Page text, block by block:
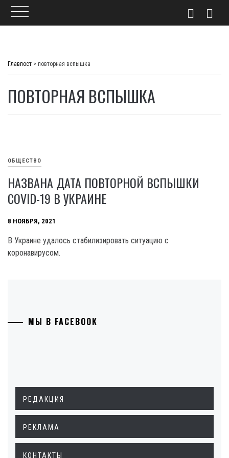
Главпост > повторная вспышка
ПОВТОРНАЯ ВСПЫШКА
ОБЩЕСТВО
НАЗВАНА ДАТА ПОВТОРНОЙ ВСПЫШКИ
COVID-19 В УКРАИНЕ
8 НОЯБРЯ, 2021
В Украине удалось стабилизировать ситуацию с
коронавирусом.
МЫ В FACEBOOK
РЕДАКЦИЯ
РЕКЛАМА
КОНТАКТЫ